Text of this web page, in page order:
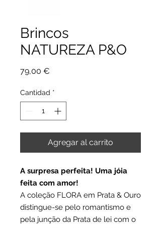
Brincos
NATUREZA P&O
79,00 €
Cantidad *
Agregar al carrito
A surpresa perfeita! Uma jóia
feita com amor!
A coleção FLORA em Prata & Ouro
distingue-se pelo romantismo e
pela junção da Prata de lei com o